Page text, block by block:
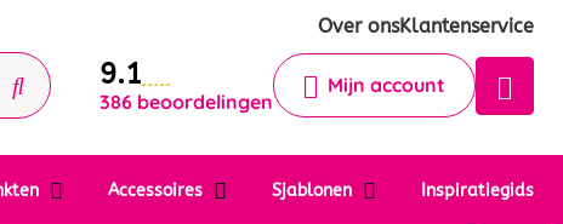
Over onsKlantenservice
9.1
386 beoordelingen
Mijn account
Accessoires Sjablonen Inspiratiegids
Krijg een antwoord op uw vraag
Chat 24/7 met onze chatbot voor
Contact